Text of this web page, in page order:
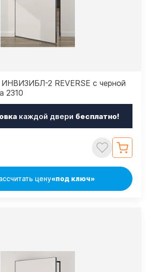
2 REVERSE с черной
2310
каждой двери бесплатно!
цену«под ключ»